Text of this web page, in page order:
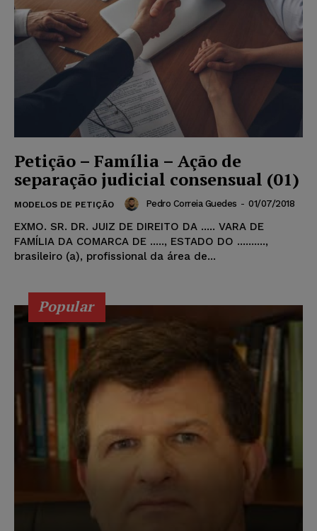
Petição – Família – Ação de
separação judicial consensual (01)
MODELOS DE PETIÇÃO Pedro Correia Guedes - 01/07/2018
EXMO. SR. DR. JUIZ DE DIREITO DA ..... VARA DE
FAMÍLIA DA COMARCA DE ....., ESTADO DO ..........,
brasileiro (a), profissional da área de...
Popular